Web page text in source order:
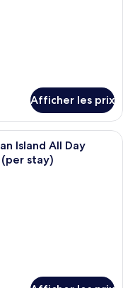
Afficher les prix
d’hôtel avec deux
Island All Day
(per stay)